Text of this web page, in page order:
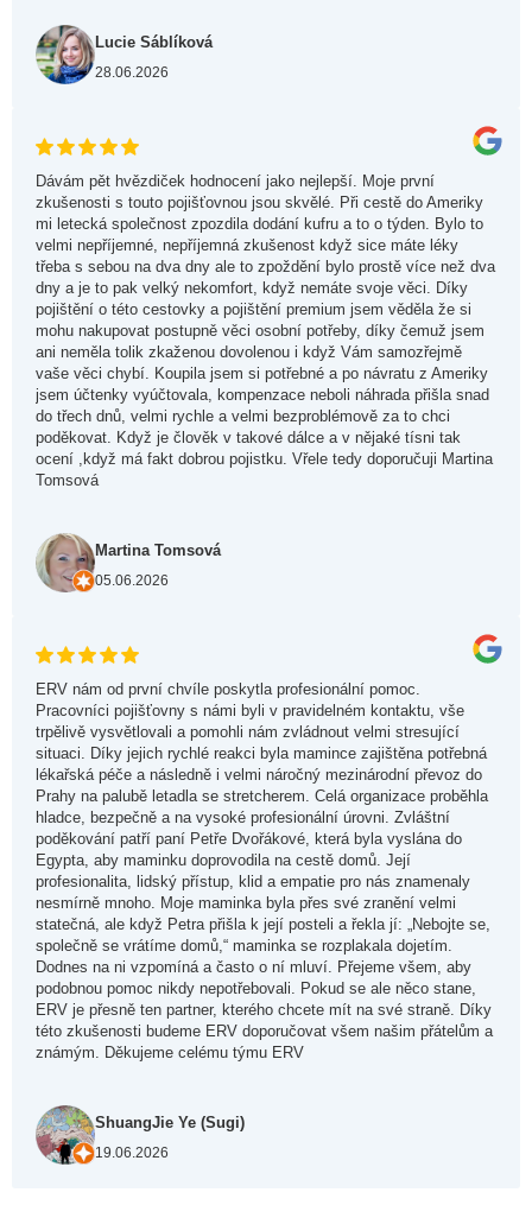
Lucie Sáblíková
28.06.2026
Dávám pět hvězdiček hodnocení jako nejlepší. Moje první
zkušenosti s touto pojišťovnou jsou skvělé. Při cestě do Ameriky
mi letecká společnost zpozdila dodání kufru a to o týden. Bylo to
velmi nepříjemné, nepříjemná zkušenost když sice máte léky
třeba s sebou na dva dny ale to zpoždění bylo prostě více než dva
dny a je to pak velký nekomfort, když nemáte svoje věci. Díky
pojištění o této cestovky a pojištění premium jsem věděla že si
mohu nakupovat postupně věci osobní potřeby, díky čemuž jsem
ani neměla tolik zkaženou dovolenou i když Vám samozřejmě
vaše věci chybí. Koupila jsem si potřebné a po návratu z Ameriky
jsem účtenky vyúčtovala, kompenzace neboli náhrada přišla snad
do třech dnů, velmi rychle a velmi bezproblémově za to chci
poděkovat. Když je člověk v takové dálce a v nějaké tísni tak
ocení ,když má fakt dobrou pojistku. Vřele tedy doporučuji Martina
Tomsová
Martina Tomsová
05.06.2026
ERV nám od první chvíle poskytla profesionální pomoc.
Pracovníci pojišťovny s námi byli v pravidelném kontaktu, vše
trpělivě vysvětlovali a pomohli nám zvládnout velmi stresující
situaci. Díky jejich rychlé reakci byla mamince zajištěna potřebná
lékařská péče a následně i velmi náročný mezinárodní převoz do
Prahy na palubě letadla se stretcherem. Celá organizace proběhla
hladce, bezpečně a na vysoké profesionální úrovni. Zvláštní
poděkování patří paní Petře Dvořákové, která byla vyslána do
Egypta, aby maminku doprovodila na cestě domů. Její
profesionalita, lidský přístup, klid a empatie pro nás znamenaly
nesmírně mnoho. Moje maminka byla přes své zranění velmi
statečná, ale když Petra přišla k její posteli a řekla jí: „Nebojte se,
společně se vrátíme domů,“ maminka se rozplakala dojetím.
Dodnes na ni vzpomíná a často o ní mluví. Přejeme všem, aby
podobnou pomoc nikdy nepotřebovali. Pokud se ale něco stane,
ERV je přesně ten partner, kterého chcete mít na své straně. Díky
této zkušenosti budeme ERV doporučovat všem našim přátelům a
známým. Děkujeme celému týmu ERV
ShuangJie Ye (Sugi)
19.06.2026